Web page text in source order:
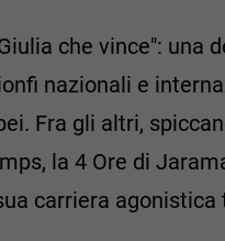
che vince": una
nazionali e
Fra gli altri,
la 4 Ore di
carriera agonistica